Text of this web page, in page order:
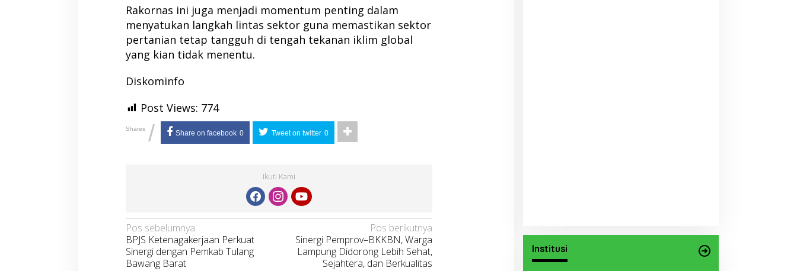
Rakornas ini juga menjadi momentum penting dalam
menyatukan langkah lintas sektor guna memastikan sektor
pertanian tetap tangguh di tengah tekanan iklim global
yang kian tidak menentu.
Diskominfo
Post Views: 774
Shares / Share on facebook 0 Tweet on twitter 0
Ikuti Kami
Navigasi
pos
Pos sebelumnya
BPJS Ketenagakerjaan Perkuat
Sinergi dengan Pemkab Tulang
Bawang Barat
Pos berikutnya
Sinergi Pemprov–BKKBN, Warga
Lampung Didorong Lebih Sehat,
Sejahtera, dan Berkualitas
Institusi